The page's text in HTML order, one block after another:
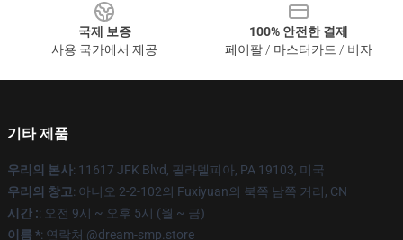
국제 보증
사용 국가에서 제공
100% 안전한 결제
페이팔 / 마스터카드 / 비자
기타 제품
우리의 본사: 11617 JFK Blvd, 필라델피아, PA 19103, 미국
우리의 창고: 아니오 2-2-102의 Fuxiyuan의 북쪽 남쪽 거리, CN
시간 :: 오전 9시 ~ 오후 5시 (월 ~ 금)
이름 *: 연락처 @dream-smp.store